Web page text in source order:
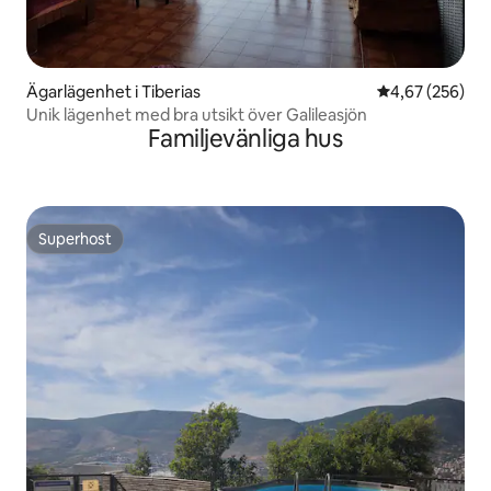
Ägarlägenhet i Tiberias 4,67 av 5 i
4,67 (256)
Unik lägenhet med bra utsikt över Galileasjön
Familjevänliga hus
Superhost
Superhost